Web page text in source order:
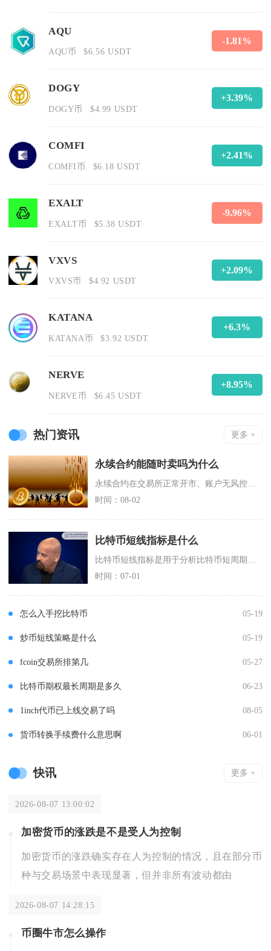
AQU
AQU币 $6.56 USDT
-1.81%
DOGY
DOGY币 $4.99 USDT
+3.39%
COMFI
COMFI币 $6.18 USDT
+2.41%
EXALT
EXALT币 $5.38 USDT
-9.96%
VXVS
VXVS币 $4.92 USDT
+2.09%
KATANA
KATANA币 $3.92 USDT
+6.3%
NERVE
NERVE币 $6.45 USDT
+8.95%
热门资讯 更多 +
永续合约能随时卖吗为什么
永续合约在交易所正常开市、账户无风控限制时可以随时卖出平仓，无法即时成交多由市场流动性、订
时间：08-02
比特币短线指标是什么
时间：07-01
怎么入手挖比特币 05-19
炒币短线策略是什么 05-19
fcoin交易所排第几 05-27
比特币期权最长周期是多久 06-23
1inch代币已上线交易了吗 08-05
货币转换手续费什么意思啊 06-01
快讯 更多 +
2026-08-07 13:00:02
加密货币的涨跌是不是受人为控制
加密货币的涨跌确实存在人为控制的情况，且在部分币
种与交易场景中表现显著，但并非所有波动都由
2026-08-07 14:28:15
币圈牛市怎么操作